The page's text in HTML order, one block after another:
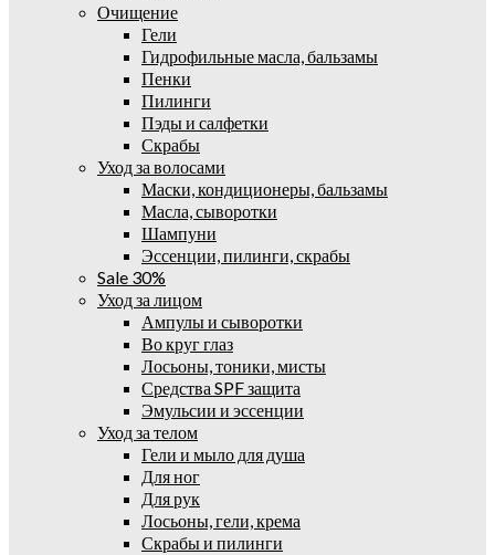
Очищение
Гели
Гидрофильные масла, бальзамы
Пенки
Пилинги
Пэды и салфетки
Скрабы
Уход за волосами
Маски, кондиционеры, бальзамы
Масла, сыворотки
Шампуни
Эссенции, пилинги, скрабы
Sale 30%
Уход за лицом
Ампулы и сыворотки
Во круг глаз
Лосьоны, тоники, мисты
Средства SPF защита
Эмульсии и эссенции
Уход за телом
Гели и мыло для душа
Для ног
Для рук
Лосьоны, гели, крема
Скрабы и пилинги